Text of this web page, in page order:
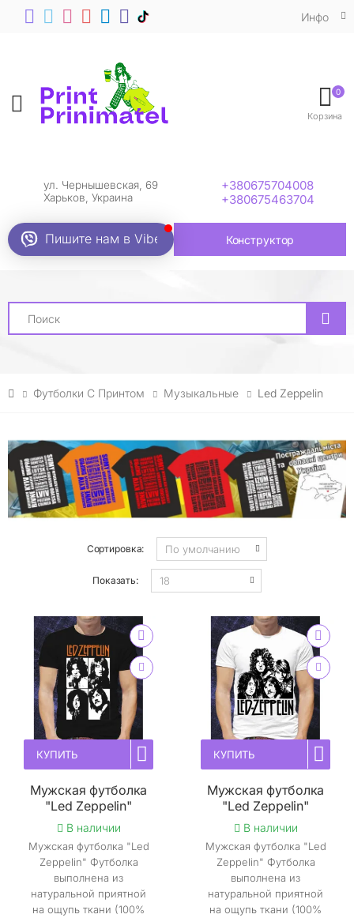
Инфо
Toggle mobile menu
ул. Чернышевская, 69
Харьков, Украина
+380675704008
+380675463704
Пишите нам в Viber Конструктор
Search
0
Корзина
Футболки Led Zeppelin
Футболки С Принтом Музыкальные Led Zeppelin
Сортировка:
Показать:
КУПИТЬ
Мужская футболка
"Led Zeppelin"
В наличии
Мужская футболка "Led
Zeppelin" Футболка
выполнена из
натуральной приятной
на ощупь ткани (100%
КУПИТЬ
Мужская футболка
"Led Zeppelin"
В наличии
Мужская футболка "Led
Zeppelin" Футболка
выполнена из
натуральной приятной
на ощупь ткани (100%